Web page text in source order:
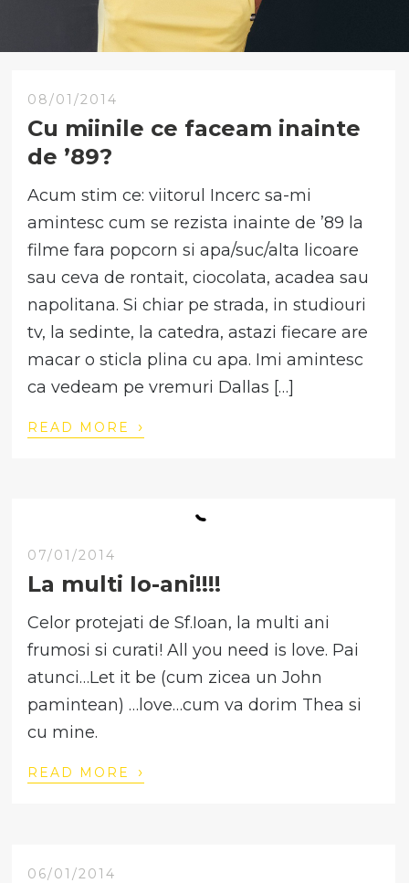
08/01/2014
Cu miinile ce faceam inainte
de ’89?
Acum stim ce: viitorul Incerc sa-mi
amintesc cum se rezista inainte de ’89 la
filme fara popcorn si apa/suc/alta licoare
sau ceva de rontait, ciocolata, acadea sau
napolitana. Si chiar pe strada, in studiouri
tv, la sedinte, la catedra, astazi fiecare are
macar o sticla plina cu apa. Imi amintesc
ca vedeam pe vremuri Dallas […]
READ MORE ›
07/01/2014
La multi Io-ani!!!!
Celor protejati de Sf.Ioan, la multi ani
frumosi si curati! All you need is love. Pai
atunci…Let it be (cum zicea un John
pamintean) …love…cum va dorim Thea si
cu mine.
READ MORE ›
06/01/2014